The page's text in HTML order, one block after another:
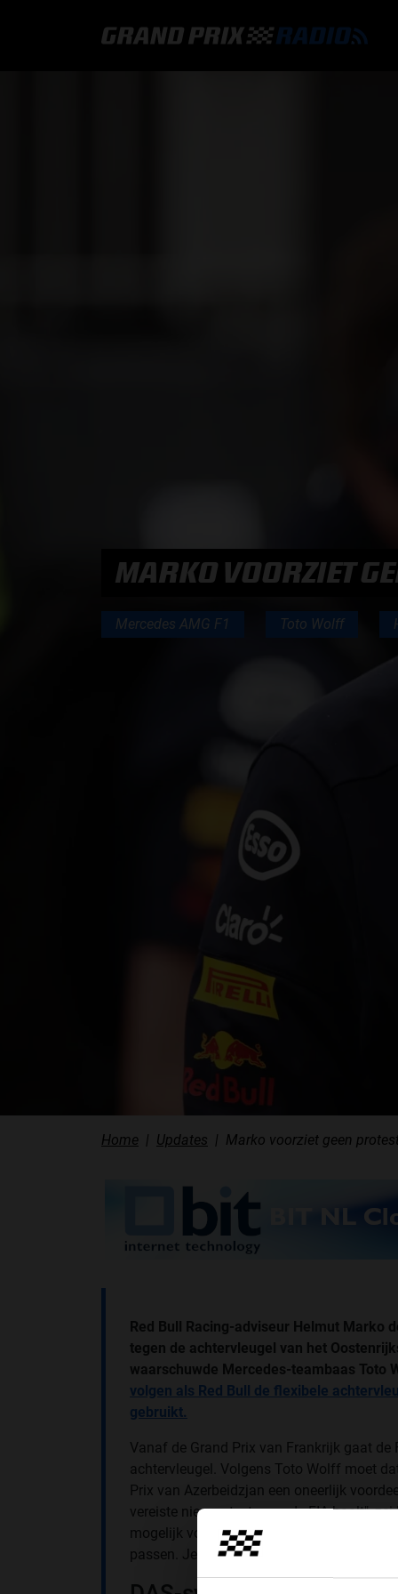
MARKO VOORZIET
Mercedes AMG F1 Toto Wolff
Home Updates Marko voorziet geen
Red Bull Racing-adviseur Helmut Marko
tegen de achtervleugel van het
waarschuwde Mercedes-teambaas Toto
volgen als Red Bull de flexibele
gebruikt.
Vanaf de Grand Prix van Frankrijk gaat
achtervleugel. Volgens Toto Wolff moet
Prix van Azerbeidzjan een oneerlijk
vereiste nieuwe tests van de FIA haalt",
mogelijk voor Bakoe. We kunnen dat niet
passen. Je kan niet gewoon een nieuwe
PODCAST PRESENTATOREN
PODCAST AUTOSPORT AAN TAFEL